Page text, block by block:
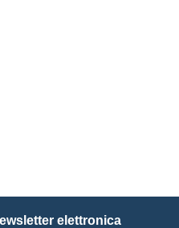
elettronica